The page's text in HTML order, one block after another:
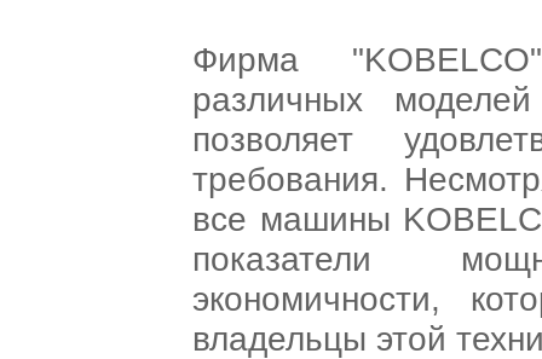
Фирма
различных
позволяет
требования.
все машины
показатели
экономичности,
владельцы этой